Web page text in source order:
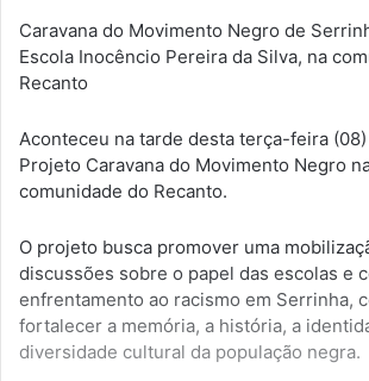
Caravana do Movimento Negro de
Escola Inocêncio Pereira da Silva, na
Recanto
Aconteceu na tarde desta terça-feira
Projeto Caravana do Movimento Negro
comunidade do Recanto.
O projeto busca promover uma
discussões sobre o papel das escolas e
enfrentamento ao racismo em Serrinha,
fortalecer a memória, a história, a
diversidade cultural da população negra.